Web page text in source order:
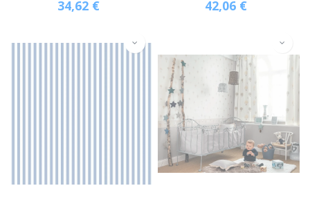
34,62 € 42,06 €